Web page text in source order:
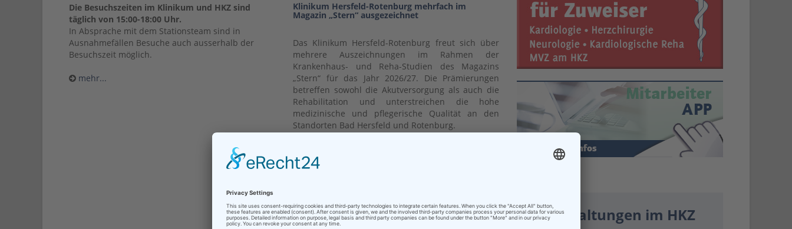
Die Besuchszeiten im Klinikum und HKZ sind
täglich von 15:00-18:00 Uhr.
In Absprache mit dem Stationsteam sind in
Ausnahmefällen Besuche auch ausserhalb der
Besuchszeit möglich.
mehr...
Klinikum Hersfeld-Rotenburg mehrfach im
Magazin „Stern“ ausgezeichnet
Das Klinikum Hersfeld-Rotenburg freut sich über
mehrere Auszeichnungen im Rahmen der
Krankenhaus- und Reha-Studien des Magazins
„Stern“ für das Jahr 2026/27. Die Prämierungen
betreffen sowohl die Akutversorgung als auch die
Rehabilitation und unterstreichen die hohe
medizinische und pflegerische Qualität an den
Standorten Bad Hersfeld und Rotenburg.
Mehr Tempo für die Zukunft des HKZ
Bad Hersfeld GmbH zu der Berichterstattung "Mehr
Tempo für die Zukunft des HKZ"
Veranstaltungen im HKZ